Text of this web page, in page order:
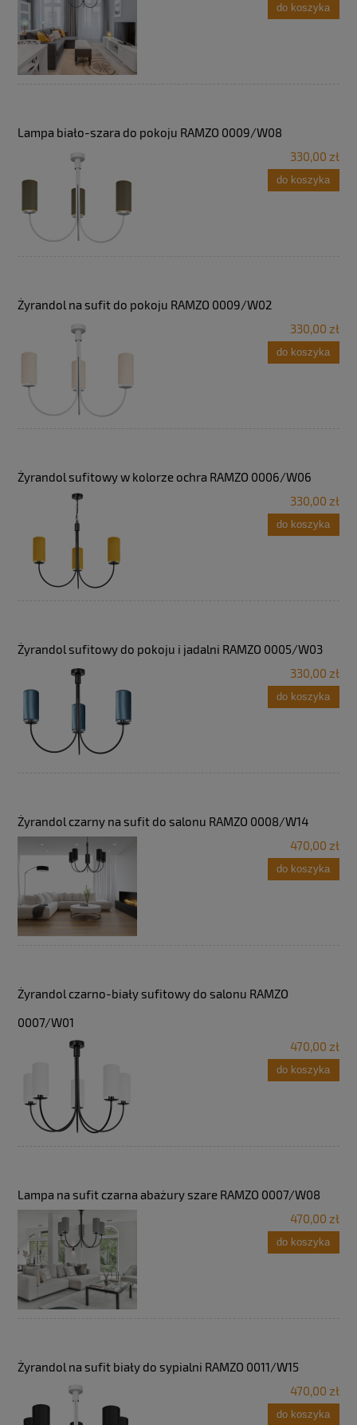
do koszyka
Lampa biało-szara do pokoju RAMZO 0009/W08
330,00 zł
do koszyka
Żyrandol na sufit do pokoju RAMZO 0009/W02
330,00 zł
do koszyka
Żyrandol sufitowy w kolorze ochra RAMZO 0006/W06
330,00 zł
do koszyka
Żyrandol sufitowy do pokoju i jadalni RAMZO 0005/W03
330,00 zł
do koszyka
Żyrandol czarny na sufit do salonu RAMZO 0008/W14
470,00 zł
do koszyka
Żyrandol czarno-biały sufitowy do salonu RAMZO
0007/W01
470,00 zł
do koszyka
Lampa na sufit czarna abażury szare RAMZO 0007/W08
470,00 zł
do koszyka
Żyrandol na sufit biały do sypialni RAMZO 0011/W15
470,00 zł
do koszyka